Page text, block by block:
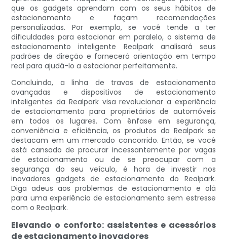
que os gadgets aprendam com os seus hábitos de
estacionamento e façam recomendações
personalizadas. Por exemplo, se você tende a ter
dificuldades para estacionar em paralelo, o sistema de
estacionamento inteligente Realpark analisará seus
padrões de direção e fornecerá orientação em tempo
real para ajudá-lo a estacionar perfeitamente.
Concluindo, a linha de travas de estacionamento
avançadas e dispositivos de estacionamento
inteligentes da Realpark visa revolucionar a experiência
de estacionamento para proprietários de automóveis
em todos os lugares. Com ênfase em segurança,
conveniência e eficiência, os produtos da Realpark se
destacam em um mercado concorrido. Então, se você
está cansado de procurar incessantemente por vagas
de estacionamento ou de se preocupar com a
segurança do seu veículo, é hora de investir nos
inovadores gadgets de estacionamento do Realpark.
Diga adeus aos problemas de estacionamento e olá
para uma experiência de estacionamento sem estresse
com o Realpark.
Elevando o conforto: assistentes e acessórios
de estacionamento inovadores